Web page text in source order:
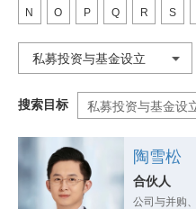
N O P Q R S
私募投资与基金设立
搜索目标 私募投资与基金设
陶雪松
合伙人
公司与并购